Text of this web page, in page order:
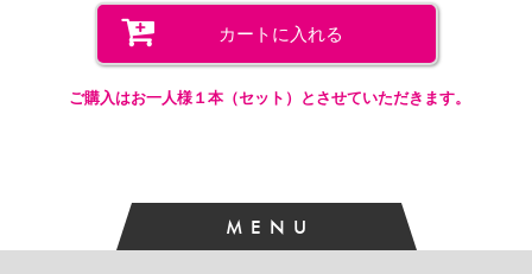
カートに入れる
ご購入はお一人様１本（セット）とさせていただきます。
MENU